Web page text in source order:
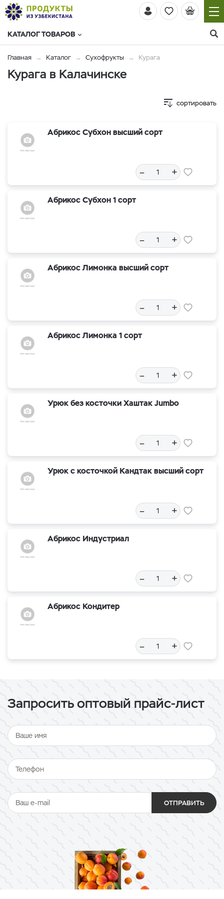
КАТАЛОГ ТОВАРОВ
Главная Каталог Сухофрукты Курага
Курага в Калачинске
сортировать
Абрикос Субхон высший сорт
– +
Абрикос Субхон 1 сорт
– +
Абрикос Лимонка высший сорт
– +
Абрикос Лимонка 1 сорт
– +
Урюк без косточки Хаштак Jumbo
– +
Урюк с косточкой Кандтак высший сорт
– +
Абрикос Индустриал
– +
Абрикос Кондитер
– +
Запросить оптовый прайс-лист
ОТПРАВИТЬ